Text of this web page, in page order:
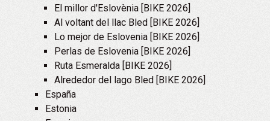
El millor d'Eslovènia [BIKE 2026]
Al voltant del llac Bled [BIKE 2026]
Lo mejor de Eslovenia [BIKE 2026]
Perlas de Eslovenia [BIKE 2026]
Ruta Esmeralda [BIKE 2026]
Alrededor del lago Bled [BIKE 2026]
España
Estonia